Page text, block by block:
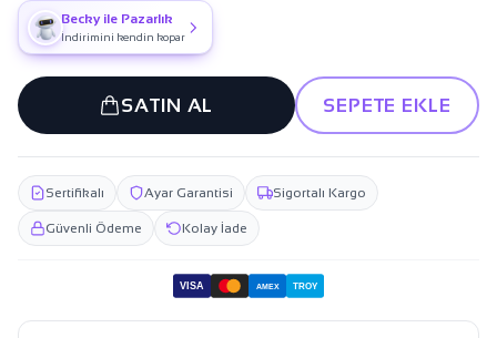
Becky ile Pazarlık
İndirimini kendin kopar
SATIN AL SEPETE EKLE
Sertifikalı Ayar Garantisi Sigortalı Kargo
Güvenli Ödeme Kolay İade
VISA AMEX TROY